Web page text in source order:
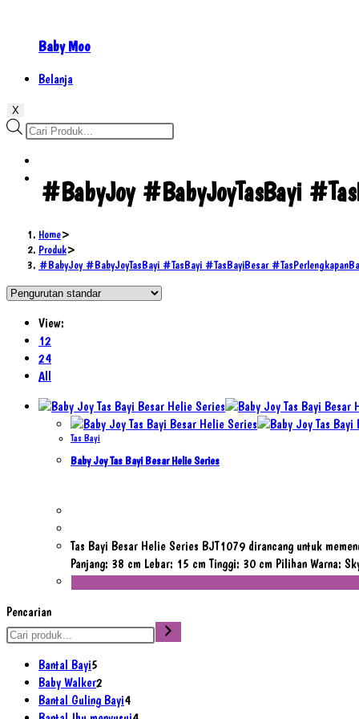
Baby Moo
Belanja
X
Products
search
#BabyJoy #BabyJoyTasBayi
Home>
Produk>
#BabyJoy #BabyJoyTasBayi #TasBayi #TasBayiBesar
View:
12
24
All
Tas Bayi
Baby Joy Tas Bayi Besar Helie Series
Tas Bayi Besar Helie Series BJT1079 dirancang untuk
Panjang: 38 cm Lebar: 15 cm Tinggi: 30 cm Pilihan Warna:
Pencarian
Bantal Bayi5
Produk
Baby Walker2
Produk
Bantal Guling Bayi44